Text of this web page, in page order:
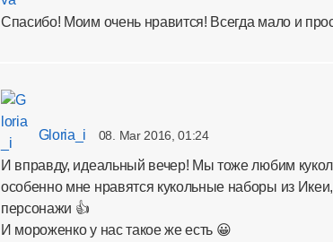
Спасибо! Моим очень нравится! Всегда мало и
Gloria_i 08. Mar 2016, 01:24
И вправду, идеальный вечер! Мы тоже любим
особенно мне нравятся кукольные наборы из
персонажи 👍
И мороженко у нас такое же есть 😀